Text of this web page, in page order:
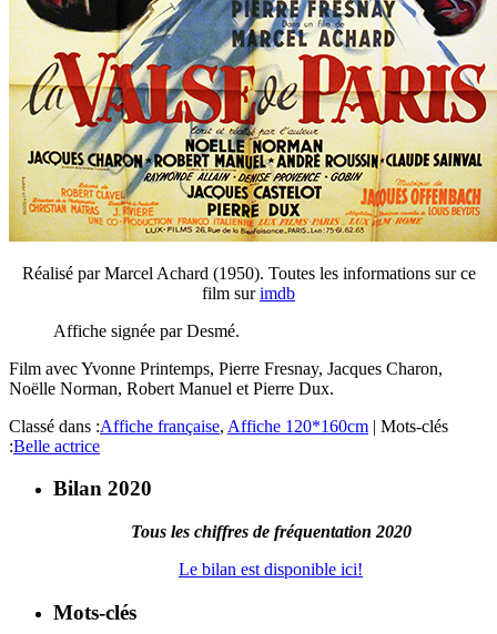
Réalisé par Marcel Achard (1950). Toutes les informations sur ce
film surimdb
Affiche signée par Desmé.
Film avec Yvonne Printemps, Pierre Fresnay, Jacques Charon,
Noëlle Norman, Robert Manuel et Pierre Dux.
Classé dans :Affiche française, Affiche 120*160cm | Mots-clés
:Belle actrice
Bilan 2020
Tous les chiffres de fréquentation 2020
Le bilan est disponible ici!
Mots-clés